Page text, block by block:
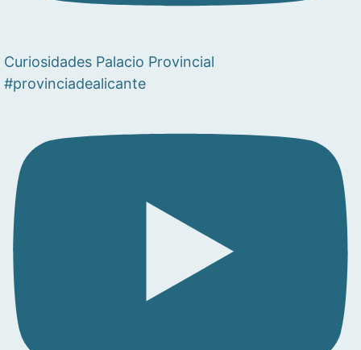
Curiosidades Palacio Provincial
#provinciadealicante